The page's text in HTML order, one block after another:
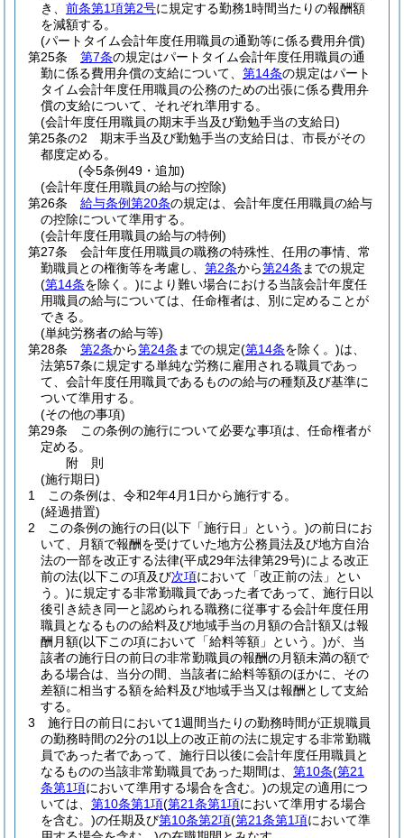
き、 前条第1項第2号に規定する勤務1時間当たりの報酬額
を減額する。
(パートタイム会計年度任用職員の通勤等に係る費用弁償)
第25条
第7条の規定はパートタイム会計年度任用職員の通
勤に係る費用弁償の支給について、 第14条の規定はパート
タイム会計年度任用職員の公務のための出張に係る費用弁
償の支給について、それぞれ準用する。
(会計年度任用職員の期末手当及び勤勉手当の支給日)
第25条の2
期末手当及び勤勉手当の支給日は、市長がその
都度定める。
(令5条例49・追加)
(会計年度任用職員の給与の控除)
第26条
給与条例第20条の規定は、会計年度任用職員の給与
の控除について準用する。
(会計年度任用職員の給与の特例)
第27条
会計年度任用職員の職務の特殊性、任用の事情、常
勤職員との権衡等を考慮し、 第2条から第24条 までの規定
(第14条を除く。)により難い場合における当該会計年度任
用職員の給与については、任命権者は、別に定めることが
できる。
(単純労務者の給与等)
第28条
第2条から第24条 までの規定(第14条を除く。)は、
法第57条に規定する単純な労務に雇用される職員であっ
て、会計年度任用職員であるものの給与の種類及び基準に
ついて準用する。
(その他の事項)
第29条
この条例の施行について必要な事項は、任命権者が
定める。
附 則
(施行期日)
1
この条例は、令和2年4月1日から施行する。
(経過措置)
2
この条例の施行の日(以下「施行日」という。)の前日にお
いて、月額で報酬を受けていた地方公務員法及び地方自治
法の一部を改正する法律(平成29年法律第29号)による改正
前の法(以下この項及び次項において「改正前の法」とい
う。)に規定する非常勤職員であった者であって、施行日以
後引き続き同一と認められる職務に従事する会計年度任用
職員となるものの給料及び地域手当の月額の合計額又は報
酬月額(以下この項において「給料等額」という。)が、当
該者の施行日の前日の非常勤職員の報酬の月額未満の額で
ある場合は、当分の間、当該者に給料等額のほかに、その
差額に相当する額を給料及び地域手当又は報酬として支給
する。
3
施行日の前日において1週間当たりの勤務時間が正規職員
の勤務時間の2分の1以上の改正前の法に規定する非常勤職
員であった者であって、施行日以後に会計年度任用職員と
なるものの当該非常勤職員であった期間は、 第10条(第21
条第1項において準用する場合を含む。)の規定の適用につ
いては、 第10条第1項(第21条第1項において準用する場合
を含む。)の任期及び第10条第2項(第21条第1項において準